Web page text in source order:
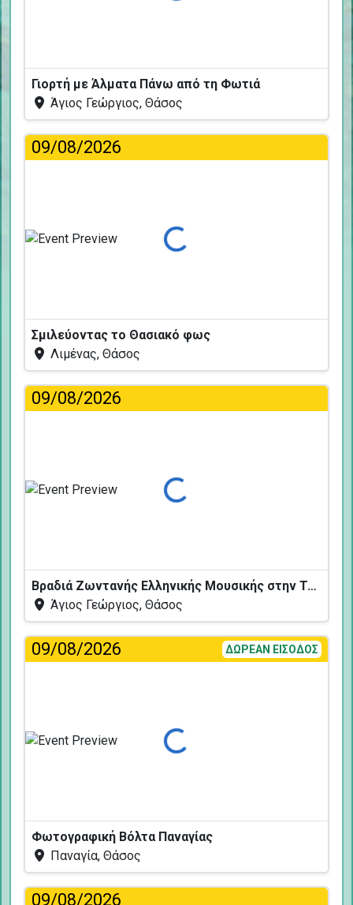
Γιορτή με Άλματα Πάνω από τη Φωτιά
Άγιος Γεώργιος, Θάσος
09/08/2026
Φόρτωση...
Σμιλεύοντας το Θασιακό φως
Λιμένας, Θάσος
09/08/2026
Φόρτωση...
Βραδιά Ζωντανής Ελληνικής Μουσικής στην Ταβέρνα Κελάρι
Άγιος Γεώργιος, Θάσος
09/08/2026 ΔΩΡΕΑΝ ΕΙΣΟΔΟΣ
Φόρτωση...
Φωτογραφική Βόλτα Παναγίας
Παναγία, Θάσος
09/08/2026